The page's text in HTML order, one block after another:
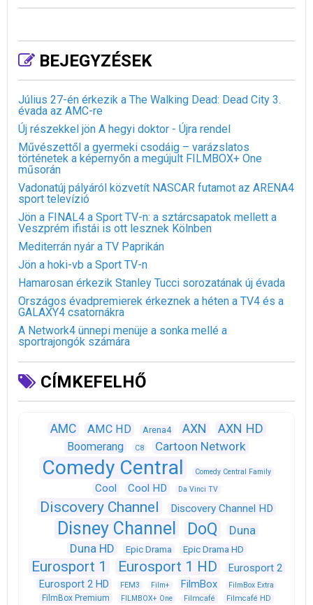
BEJEGYZÉSEK
Július 27-én érkezik a The Walking Dead: Dead City 3.
évada az AMC-re
Új részekkel jön A hegyi doktor - Újra rendel
Művészettől a gyermeki csodáig – varázslatos
történetek a képernyőn a megújult FILMBOX+ One
műsorán
Vadonatúj pályáról közvetít NASCAR futamot az ARENA4
sport televízió
Jön a FINAL4 a Sport TV-n: a sztárcsapatok mellett a
Veszprém ifistái is ott lesznek Kölnben
Mediterrán nyár a TV Paprikán
Jön a hoki-vb a Sport TV-n
Hamarosan érkezik Stanley Tucci sorozatának új évada
Országos évadpremierek érkeznek a héten a TV4 és a
GALAXY4 csatornákra
A Network4 ünnepi menüje a sonka mellé a
sportrajongók számára
CÍMKEFELHŐ
AMC AMC HD Arena4 AXN AXN HD
Boomerang C8 Cartoon Network
Comedy Central Comedy Central Family
Cool Cool HD Da Vinci TV
Discovery Channel Discovery Channel HD
Disney Channel DoQ
Duna
Duna HD
Epic Drama Epic Drama HD
Eurosport 1 Eurosport 1 HD
Eurosport 2
Eurosport 2 HD
FEM3 Film+ FilmBox FilmBox Extra
FilmBox Premium FILMBOX+ One Filmcafé Filmcafé HD